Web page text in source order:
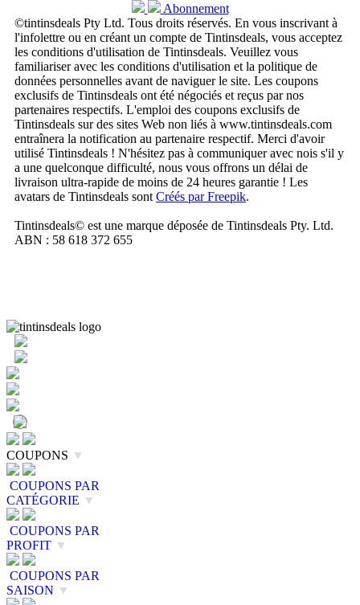
Abonnement
©tintinsdeals Pty Ltd. Tous droits réservés. En vous inscrivant à
l'infolettre ou en créant un compte de Tintinsdeals, vous acceptez
les conditions d'utilisation de Tintinsdeals. Veuillez vous
familiariser avec les conditions d'utilisation et la politique de
données personnelles avant de naviguer le site. Les coupons
exclusifs de Tintinsdeals ont été négociés et reçus par nos
partenaires respectifs. L'emploi des coupons exclusifs de
Tintinsdeals sur des sites Web non liés à www.tintinsdeals.com
entraînera la notification au partenaire respectif. Merci d'avoir
utilisé Tintinsdeals ! N'hésitez pas à communiquer avec nois s'il y
a une quelconque difficulté, nous vous offrons un délai de
livraison ultra-rapide de moins de 24 heures garantie ! Les
avatars de Tintinsdeals sont Créés par Freepik.
Tintinsdeals© est une marque déposée de Tintinsdeals Pty. Ltd.
ABN : 58 618 372 655
COUPONS ▼
COUPONS PAR
CATÉGORIE ▼
COUPONS PAR
PROFIT ▼
COUPONS PAR
SAISON ▼